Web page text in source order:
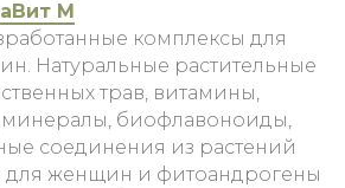
М
комплексы для
Натуральные растительные
трав, витамины,
минералы, биофлавоноиды,
соединения из растений
для женщин и фитоандрогены